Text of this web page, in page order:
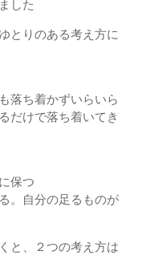
した
とりのある考え方に
落ち着かずいらいら
だけで落ち着いてき
保つ
。自分の足るものが
と、２つの考え方は